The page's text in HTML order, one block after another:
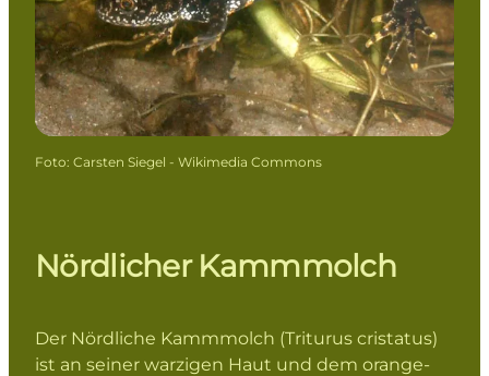
Foto: Carsten Siegel - Wikimedia Commons
Nördlicher Kammmolch
Der Nördliche Kammmolch (Triturus cristatus)
ist an seiner warzigen Haut und dem orange-